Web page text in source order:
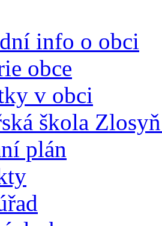
info o obci
obce
v obci
škola
plán